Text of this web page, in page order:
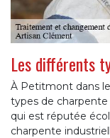
Les différents
À Petitmont dans
types de
qui est réputée
charpente